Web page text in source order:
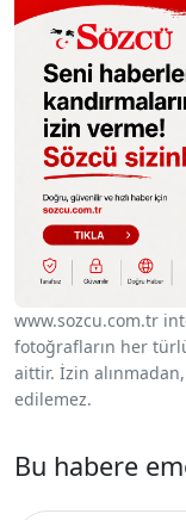
www.sozcu.com.tr
fotoğrafların her
aittir. İzin
edilemez.
Bu habere